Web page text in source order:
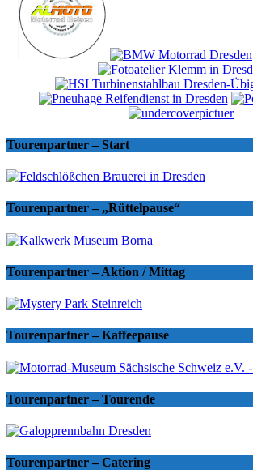
Tourenpartner – Start
Tourenpartner – „Rüttelpause“
Tourenpartner – Aktion / Mittag
Tourenpartner – Kaffeepause
Tourenpartner – Tourende
Tourenpartner – Catering